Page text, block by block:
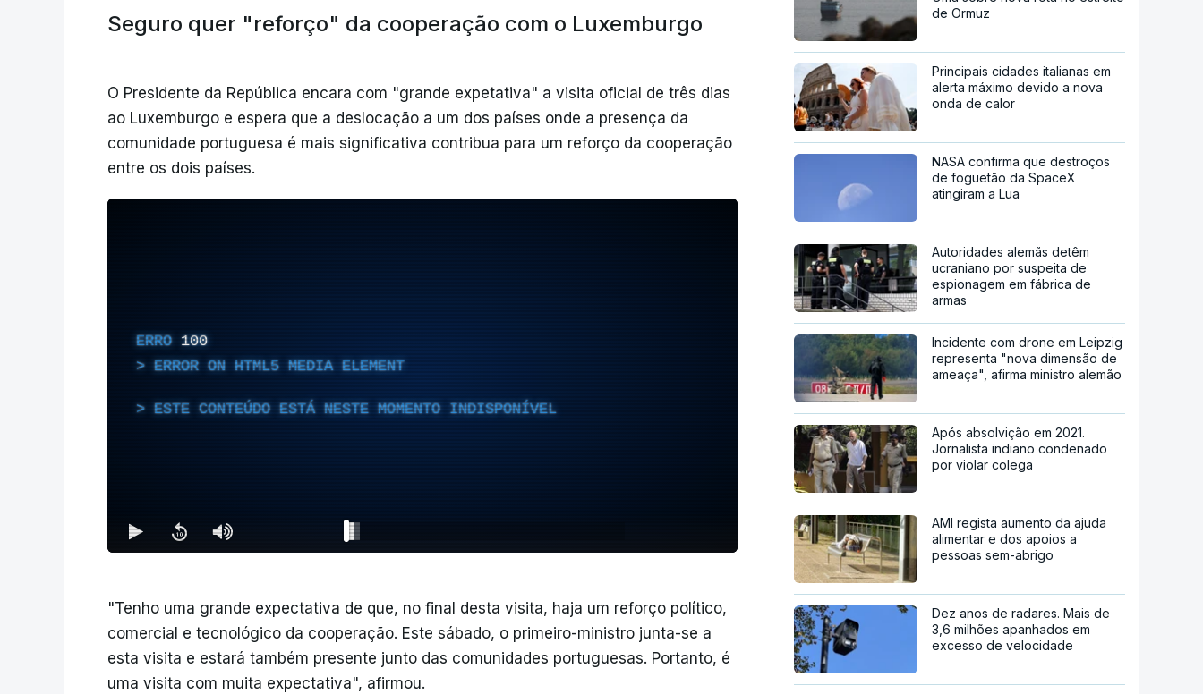
Seguro quer "reforço" da cooperação com o Luxemburgo
O Presidente da República encara com "grande expetativa" a visita oficial de três dias
ao Luxemburgo e espera que a deslocação a um dos países onde a presença da
comunidade portuguesa é mais significativa contribua para um reforço da cooperação
entre os dois países.
ERRO 100
ERROR ON HTML5 MEDIA ELEMENT
ESTE CONTEÚDO ESTÁ NESTE MOMENTO INDISPONÍVEL
"Tenho uma grande expectativa de que, no final desta visita, haja um reforço político,
comercial e tecnológico da cooperação. Este sábado, o primeiro-ministro junta-se a
esta visita e estará também presente junto das comunidades portuguesas. Portanto, é
uma visita com muita expectativa", afirmou.
de Ormuz
Principais cidades italianas em
alerta máximo devido a nova
onda de calor
NASA confirma que destroços
de foguetão da SpaceX
atingiram a Lua
Autoridades alemãs detêm
ucraniano por suspeita de
espionagem em fábrica de
armas
Incidente com drone em Leipzig
representa "nova dimensão de
ameaça", afirma ministro alemão
Após absolvição em 2021.
Jornalista indiano condenado
por violar colega
AMI regista aumento da ajuda
alimentar e dos apoios a
pessoas sem-abrigo
Dez anos de radares. Mais de
3,6 milhões apanhados em
excesso de velocidade